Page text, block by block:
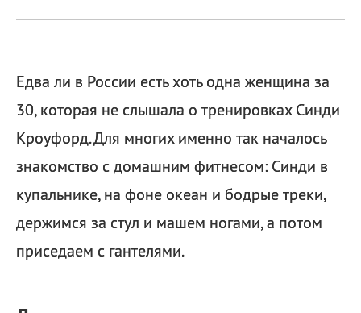
Едва ли в России есть хоть одна женщина за
30, которая не слышала о тренировках Синди
Кроуфорд. Для многих именно так началось
знакомство с домашним фитнесом: Синди в
купальнике, на фоне океан и бодрые треки,
держимся за стул и машем ногами, а потом
приседаем с гантелями.